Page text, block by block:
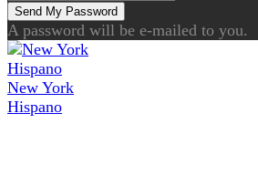
A password will be e-mailed to you.
New York
Hispano